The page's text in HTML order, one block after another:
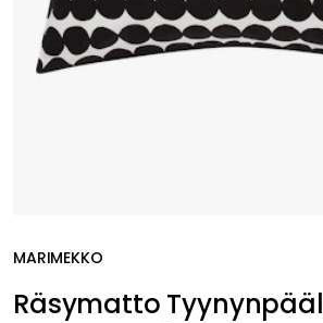
MARIMEKKO
Räsymatto